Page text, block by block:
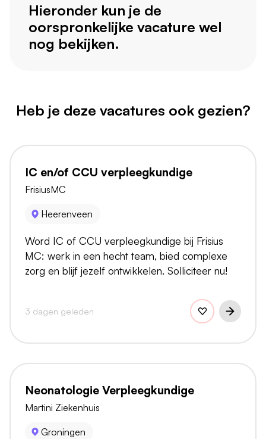
Hieronder kun je de
oorspronkelijke vacature wel
nog bekijken.
Heb je deze vacatures ook gezien?
IC en/of CCU verpleegkundige
FrisiusMC
Heerenveen
Word IC of CCU verpleegkundige bij Frisius
MC: werk in een hecht team, bied complexe
zorg en blijf jezelf ontwikkelen. Solliciteer nu!
3 dagen geleden
Neonatologie Verpleegkundige
Martini Ziekenhuis
Groningen